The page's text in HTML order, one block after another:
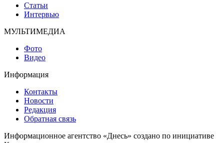
Статьи
Интервью
МУЛЬТИМЕДИА
Фото
Видео
Информация
Контакты
Новости
Редакция
Обратная связь
Информационное агентство «Днесь» создано по инициативе